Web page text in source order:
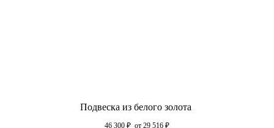
Подвеска из белого золота
46 300 ₽ от 29 516 ₽